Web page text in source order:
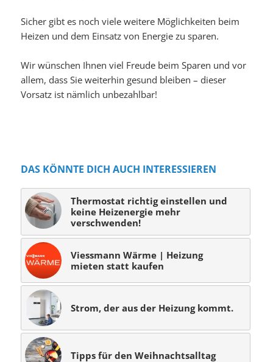
Sicher gibt es noch viele weitere Möglichkeiten beim
Heizen und dem Einsatz von Energie zu sparen.
Wir wünschen Ihnen viel Freude beim Sparen und vor
allem, dass Sie weiterhin gesund bleiben – dieser
Vorsatz ist nämlich unbezahlbar!
DAS KÖNNTE DICH AUCH INTERESSIEREN
Thermostat richtig einstellen und
keine Heizenergie mehr
verschwenden!
Viessmann Wärme | Heizung
mieten statt kaufen
Strom, der aus der Heizung kommt.
Tipps für den Weihnachtsalltag